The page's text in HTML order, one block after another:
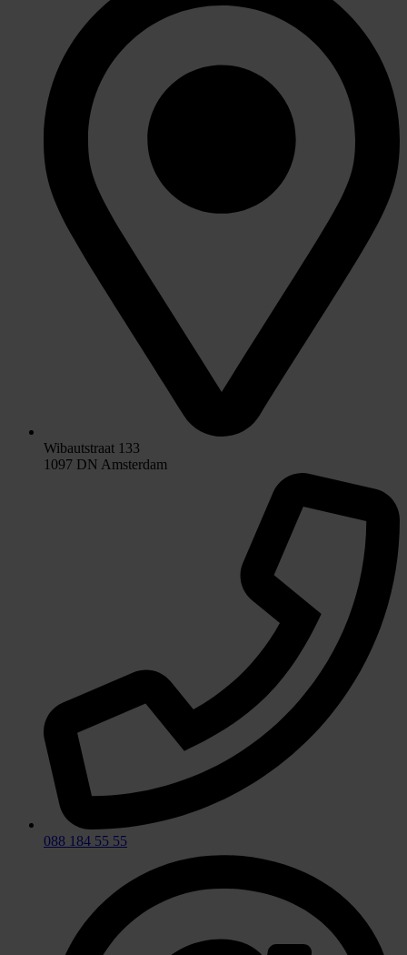
Wibautstraat 133
1097 DN Amsterdam
088 184 55 55